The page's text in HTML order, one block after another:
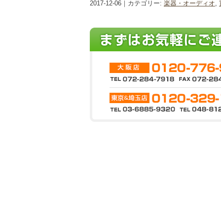
2017-12-06｜カテゴリー: 楽器・オーディオ,